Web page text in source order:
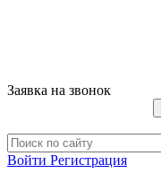
Заявка на звонок
Войти Регистрация